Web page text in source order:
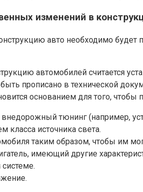
изменений в
авто необходимо будет
автомобилей считается
прописано в технической
основанием для того,
тюнинг (например,
класса источника света.
таким образом, чтобы им
имеющий другие